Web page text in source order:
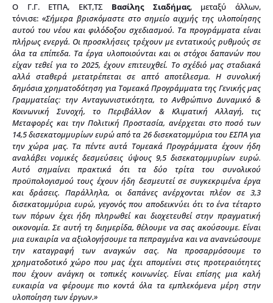
Ο Γ.Γ. ΕΤΠΑ, ΕΚΤ,ΤΣ Βασίλης Σιαδήμας, μεταξύ άλλων,
τόνισε: «Σήμερα βρισκόμαστε στο σημείο αιχμής της υλοποίησης
αυτού του νέου και φιλόδοξου σχεδιασμού. Τα προγράμματα είναι
πλήρως ενεργά. Οι προσκλήσεις τρέχουν με εντατικούς ρυθμούς σε
όλα τα επίπεδα. Τα έργα υλοποιούνται και οι στόχοι δαπανών που
είχαν τεθεί για το 2025, έχουν επιτευχθεί. Το σχέδιό μας σταδιακά
αλλά σταθερά μετατρέπεται σε απτό αποτέλεσμα. Η συνολική
δημόσια χρηματοδότηση για Τομεακά Προγράμματα της Γενικής μας
Γραμματείας: την Ανταγωνιστικότητα, το Ανθρώπινο Δυναμικό &
Κοινωνική Συνοχή, το Περιβάλλον & Κλιματική Αλλαγή, τις
Μεταφορές και την Πολιτική Προστασία, ανέρχεται στο ποσό των
14,5 δισεκατομμυρίων ευρώ από τα 26 δισεκατομμύρια του ΕΣΠΑ για
την χώρα μας. Τα πέντε αυτά Τομεακά Προγράμματα έχουν ήδη
αναλάβει νομικές δεσμεύσεις ύψους 9,5 δισεκατομμυρίων ευρώ.
Αυτό σημαίνει πρακτικά ότι τα δύο τρίτα του συνολικού
προϋπολογισμού τους έχουν ήδη δεσμευτεί σε συγκεκριμένα έργα
και δράσεις. Παράλληλα, οι δαπάνες ανέρχονται πλέον σε 3,3
δισεκατομμύρια ευρώ, γεγονός που αποδεικνύει ότι το ένα τέταρτο
των πόρων έχει ήδη πληρωθεί και διοχετευθεί στην πραγματική
οικονομία. Σε αυτή τη διημερίδα, θέλουμε να σας ακούσουμε. Είναι
μια ευκαιρία να αξιολογήσουμε τα πεπραγμένα και να ανανεώσουμε
την καταγραφή των αναγκών σας. Να προσαρμόσουμε το
χρηματοδοτικό χώρο που μας έχει απομείνει στις προτεραιότητες
που έχουν ανάγκη οι τοπικές κοινωνίες. Είναι επίσης μια καλή
ευκαιρία να φέρουμε πιο κοντά όλα τα εμπλεκόμενα μέρη στην
υλοποίηση των έργων.»